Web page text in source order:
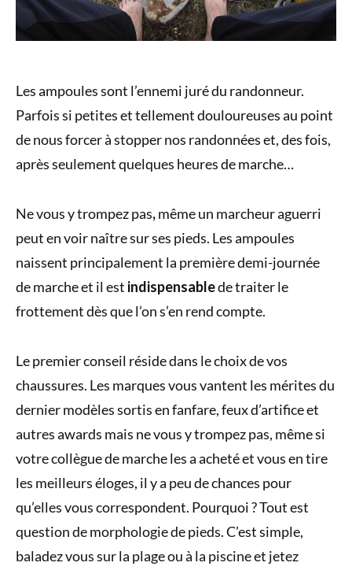
Les ampoules sont l’ennemi juré du randonneur.
Parfois si petites et tellement douloureuses au point
de nous forcer à stopper nos randonnées et, des fois,
après seulement quelques heures de marche…
Ne vous y trompez pas,même un marcheur aguerri
peut en voir naître sur ses pieds. Les ampoules
naissent principalement la première demi-journée
de marche et il est indispensablede traiter le
frottement dès que l’on s’en rend compte.
Le premier conseil réside dans le choix de vos
chaussures. Les marques vous vantent les mérites du
dernier modèles sortis en fanfare, feux d’artifice et
autres awards mais ne vous y trompez pas, même si
votre collègue de marche les a acheté et vous en tire
les meilleurs éloges, il y a peu de chances pour
qu’elles vous correspondent. Pourquoi ? Tout est
question de morphologie de pieds. C’est simple,
baladez vous sur la plage ou à la piscine et jetez